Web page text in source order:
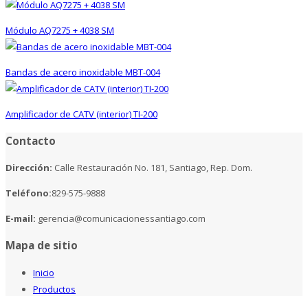
Módulo AQ7275 + 4038 SM
Bandas de acero inoxidable MBT-004
Amplificador de CATV (interior) TI-200
Contacto
Dirección: Calle Restauración No. 181, Santiago, Rep. Dom.
Teléfono:829-575-9888
E-mail: gerencia@comunicacionessantiago.com
Mapa de sitio
Inicio
Productos